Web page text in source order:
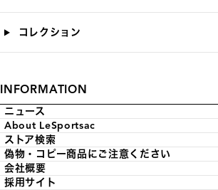
コレクション
INFORMATION
ニュース
About LeSportsac
ストア検索
偽物・コピー商品にご注意ください
会社概要
採用サイト